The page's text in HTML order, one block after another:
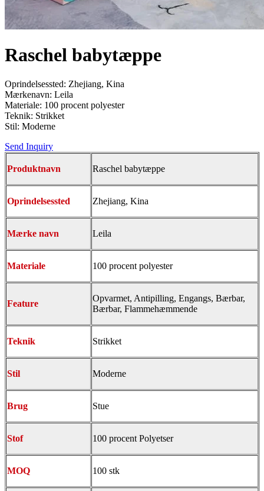
Raschel babytæppe
Oprindelsessted: Zhejiang, Kina
Mærkenavn: Leila
Materiale: 100 procent polyester
Teknik: Strikket
Stil: Moderne
Send Inquiry
Produktnavn Raschel babytæppe
Oprindelsessted Zhejiang, Kina
Mærke navn Leila
Materiale 100 procent polyester
Feature
Opvarmet, Antipilling, Engangs, Bærbar,
Bærbar, Flammehæmmende
Teknik Strikket
Stil Moderne
Brug Stue
Stof 100 procent Polyetser
MOQ 100 stk